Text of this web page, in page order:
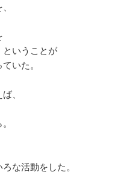
ということが
いた。
、
な活動をした。